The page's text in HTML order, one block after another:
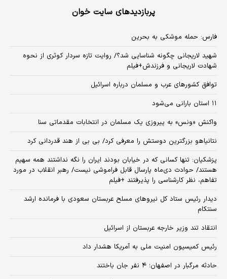
پربازدیدهای سایت خوان
فارس: حمله موشکی به بحرین
شهید لاریجانی چگونه شناسایی شد؟/ روایت تازه سردار کوثری از نحوه
شهادت لاریجانی و فرزندش+فیلم
توافق کشورهای عرب و مسلمان درباره اسرائیل
۱۱ استان بارانی می‌شود
واکنش «ونس» به پیروزی یک مسلمان در انتخابات مقدماتی سنا
نتانیاهو بزرگترین دوستش را معرفی کرد/ بی بی از هند قدردانی کرد
پزشکیان: تنها کسانی که در خیابان بودند ایران را نگه نداشتند همه سهیم
هستند/ حوادث دی‌ماه پارسال قابل فراموشی نیست/ رهبر انقلاب در مورد
تفاهم، نظر کارشناسی را پذیرفتند +فیلم
دیدار رئیس ستاد کل نیروهای مسلح عربستان سعودی با فرمانده ارشد
سنتکام
انتقاد تند وزیر خارجه عربستان از اسرائیل
رئیس کمیسیون امنیت ملی به آمریکا هشدار داد
حادثه مرگبار در اصفهان؛ ۴ نفر جان باختند